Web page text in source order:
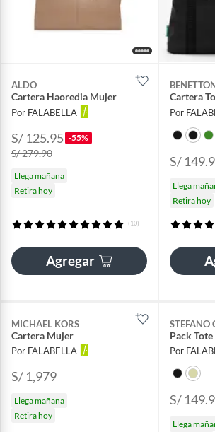
ALDO
Cartera Haoredia Mujer
Por FALABELLA
S/ 125.95 -55%
S/ 279.90
Llega mañana
Retira hoy
(10)
Agregar
Cartera
Por
S/
Llega
Retira hoy
MICHAEL KORS
Cartera Mujer
Por FALABELLA
S/ 1,979
Llega mañana
Retira hoy
STEFANO
Por
S/
Llega